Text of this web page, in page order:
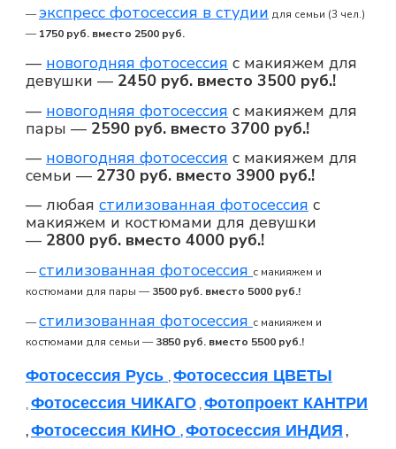
—экспресс фотосессия в студии для семьи (3 чел.)
—1750 руб. вместо 2500 руб.
— новогодняя фотосессия с макияжем для
девушки — 2450 руб. вместо 3500 руб.!
— новогодняя фотосессия с макияжем для
пары — 2590 руб. вместо 3700 руб.!
— новогодняя фотосессия с макияжем для
семьи — 2730 руб. вместо 3900 руб.!
— любая стилизованная фотосессия с
макияжем и костюмами для девушки
— 2800 руб. вместо 4000 руб.!
—стилизованная фотосессия с макияжем и
костюмами для пары —3500 руб. вместо 5000 руб.!
—стилизованная фотосессия с макияжем и
костюмами для семьи —3850 руб. вместо 5500 руб.!
Фотосессия Русь , Фотосессия ЦВЕТЫ
, Фотосессия ЧИКАГО , Фотопроект КАНТРИ
, Фотосессия КИНО , Фотосессия ИНДИЯ ,